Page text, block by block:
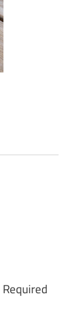
Required